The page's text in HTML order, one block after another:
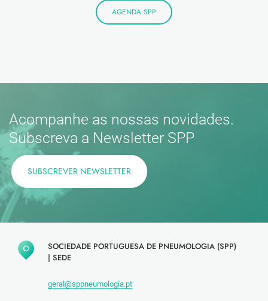
AGENDA SPP
Acompanhe as nossas novidades.
Subscreva a Newsletter SPP
SUBSCREVER NEWSLETTER
SOCIEDADE PORTUGUESA DE PNEUMOLOGIA (SPP)
| SEDE
geral@sppneumologia.pt